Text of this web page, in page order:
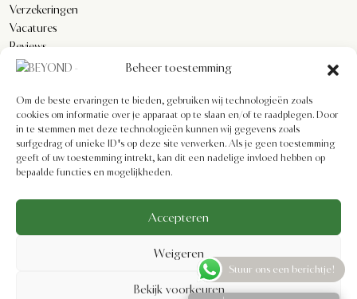
Beheer toestemming
Om de beste ervaringen te bieden, gebruiken wij technologieën zoals
cookies om informatie over je apparaat op te slaan en/of te raadplegen. Door
in te stemmen met deze technologieën kunnen wij gegevens zoals
surfgedrag of unieke ID's op deze site verwerken. Als je geen toestemming
geeft of uw toestemming intrekt, kan dit een nadelige invloed hebben op
bepaalde functies en mogelijkheden.
Accepteren
Weigeren
Bekijk voorkeuren
Verzekeringen
Vacatures
Reviews
KLANTENSERVICE
Privacyverklaring
Algemene voorwaarden
Cookiebeleid
Imprint
Stuur ons een berichtje!